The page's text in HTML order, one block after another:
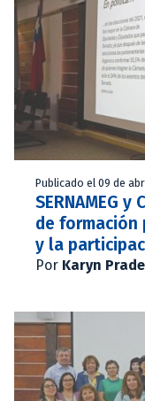
Publicado el 09 de
SERNAMEG y
de
y la
Por Karyn